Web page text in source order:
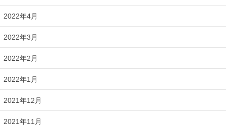
2022年4月
2022年3月
2022年2月
2022年1月
2021年12月
2021年11月